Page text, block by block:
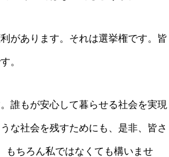
があります。それは選挙権です。皆
。
誰もが安心して暮らせる社会を実現
な社会を残すためにも、是非、皆さ
もちろん私ではなくても構いませ